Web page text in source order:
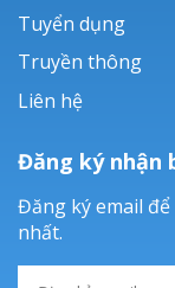
Tuyển dụng
Truyền thông
Liên hệ
Đăng ký nhận
Đăng ký email
nhất.